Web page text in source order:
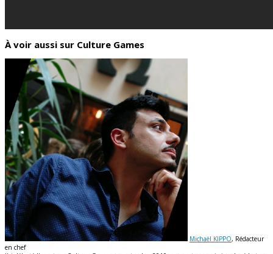
À voir aussi sur Culture Games
Michaël KIPPO, Rédacteur
en chef